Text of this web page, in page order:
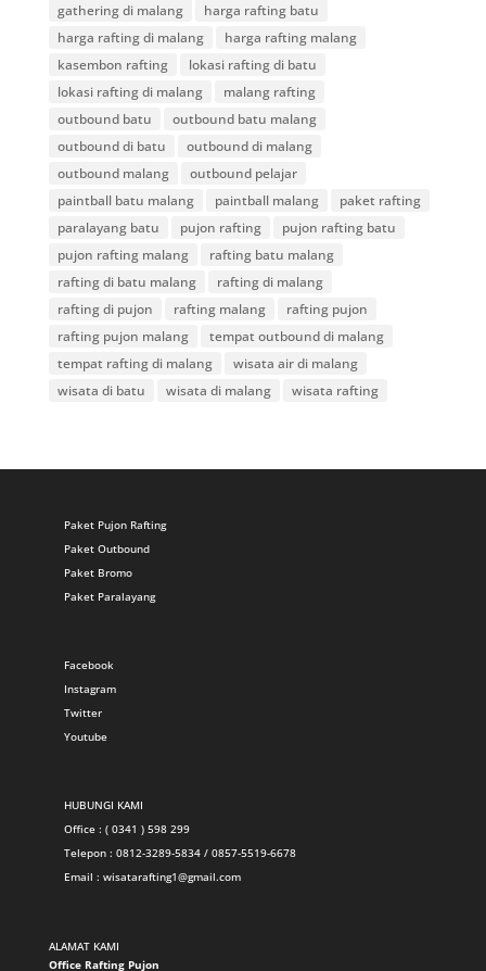
gathering di malang
harga rafting batu
harga rafting di malang
harga rafting malang
kasembon rafting
lokasi rafting di batu
lokasi rafting di malang
malang rafting
outbound batu
outbound batu malang
outbound di batu
outbound di malang
outbound malang
outbound pelajar
paintball batu malang
paintball malang
paket rafting
paralayang batu
pujon rafting
pujon rafting batu
pujon rafting malang
rafting batu malang
rafting di batu malang
rafting di malang
rafting di pujon
rafting malang
rafting pujon
rafting pujon malang
tempat outbound di malang
tempat rafting di malang
wisata air di malang
wisata di batu
wisata di malang wisata rafting
Paket Pujon Rafting
Paket Outbound
Paket Bromo
Paket Paralayang
Facebook
Instagram
Twitter
Youtube
HUBUNGI KAMI
Office : ( 0341 ) 598 299
Telepon : 0812-3289-5834 / 0857-5519-6678
Email : wisatarafting1@gmail.com
ALAMAT KAMI
Office Rafting Pujon